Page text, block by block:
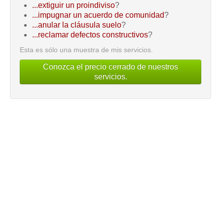
...extiguir un proindiviso?
...impugnar un acuerdo de comunidad?
...anular la cláusula suelo?
...reclamar defectos constructivos?
Esta es sólo una muestra de mis servicios.
Conozca el precio cerrado de nuestros
servicios.